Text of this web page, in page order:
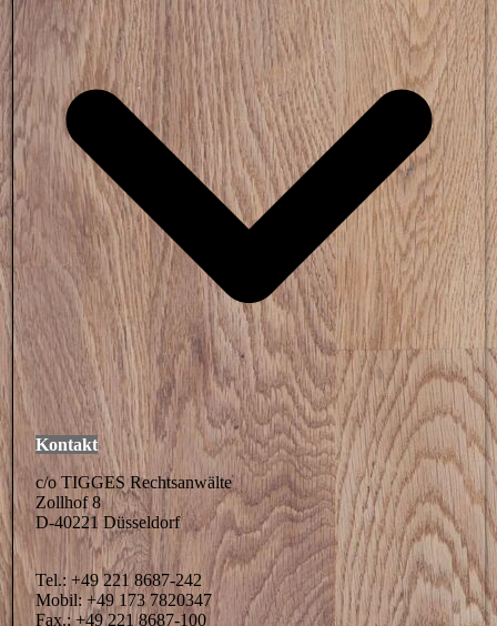
Kontakt
c/o TIGGES Rechtsanwälte
Zollhof 8
D-40221 Düsseldorf
Tel.: +49 221 8687-242
Mobil: +49 173 7820347
Fax.: +49 221 8687-100